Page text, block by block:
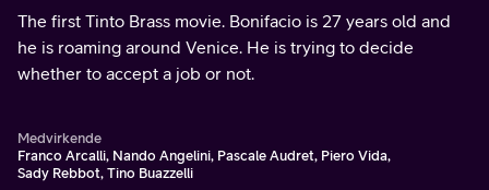
The first Tinto Brass movie. Bonifacio is 27 years old and
he is roaming around Venice. He is trying to decide
whether to accept a job or not.
Medvirkende
Franco Arcalli, Nando Angelini, Pascale Audret, Piero Vida,
Sady Rebbot, Tino Buazzelli